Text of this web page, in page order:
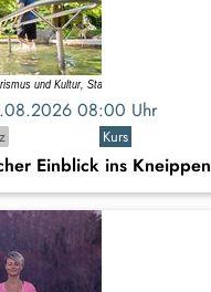
08:00 Uhr
Kurs
Einblick ins Kneippen